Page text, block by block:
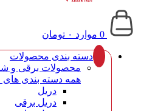
0 موارد ۰ تومان
دسته بندی محصولات
محصولات برقی و
همه دسته بندی
دریل
دریل برقی